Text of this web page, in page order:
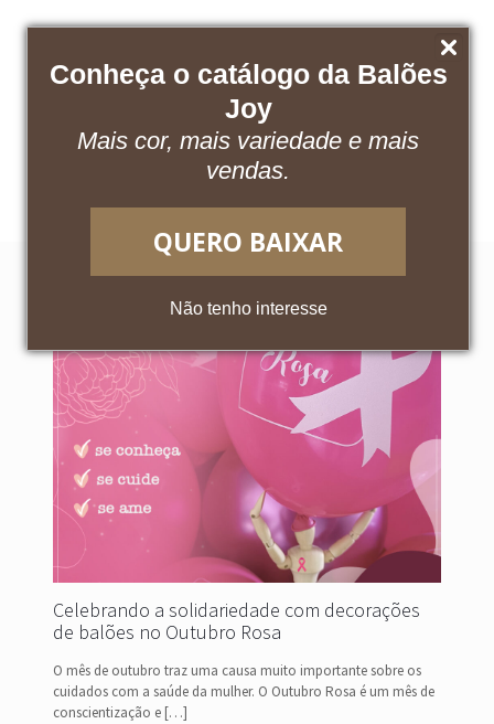
Conheça o catálogo da Balões
Joy
Mais cor, mais variedade e mais
vendas.
QUERO BAIXAR
Não tenho interesse
Baixe nosso catálogo Acesse o App
Celebrando a solidariedade com decorações
de balões no Outubro Rosa
O mês de outubro traz uma causa muito importante sobre os
cuidados com a saúde da mulher. O Outubro Rosa é um mês de
conscientização e […]